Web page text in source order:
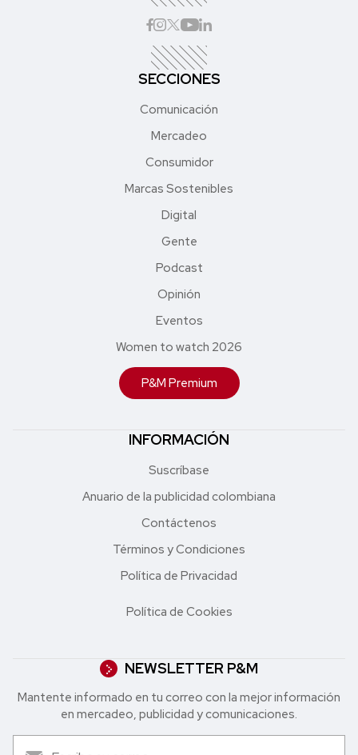
SECCIONES
Comunicación
Mercadeo
Consumidor
Marcas Sostenibles
Digital
Gente
Podcast
Opinión
Eventos
Women to watch 2026
P&M Premium
INFORMACIÓN
Suscríbase
Anuario de la publicidad colombiana
Contáctenos
Términos y Condiciones
Política de Privacidad
Política de Cookies
NEWSLETTER P&M
Mantente informado en tu correo con la mejor in formación
en mercadeo, publicidad y comunicaciones.